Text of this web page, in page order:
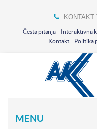
Česta pitanja Interaktivna
Kontakt
Politika
MENU